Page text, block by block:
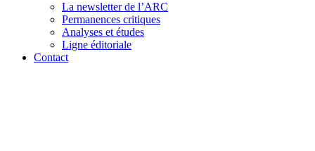
La newsletter de l’ARC
Permanences critiques
Analyses et études
Ligne éditoriale
Contact